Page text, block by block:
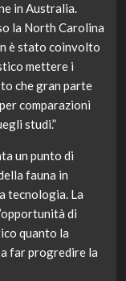
in Australia.
la North Carolina
è stato coinvolto
mettere i
che gran parte
comparazioni
studi.”
un punto di
fauna in
tecnologia. La
di
quanto la
far progredire la